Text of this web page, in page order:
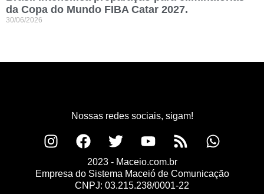
da Copa do Mundo FIBA Catar 2027.
30/06/2026
Nossas redes sociais, sigam!
2023 - Maceio.com.br
Empresa do Sistema Maceió de Comunicação
CNPJ: 03.215.238/0001-22